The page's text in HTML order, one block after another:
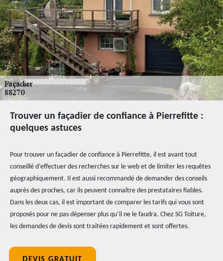
Trouver un façadier de confiance à Pierrefitte :
quelques astuces
Pour trouver un façadier de confiance à Pierrefitte, il est avant tout
conseillé d’effectuer des recherches sur le web et de limiter les requêtes
géographiquement. Il est aussi recommandé de demander des conseils
auprès des proches, car ils peuvent connaître des prestataires fiables.
Dans les deux cas, il est important de comparer les tarifs qui vous sont
proposés pour ne pas dépenser plus qu’il ne le faudra. Chez SG Toiture,
les demandes de devis sont traitées rapidement et sont offertes.